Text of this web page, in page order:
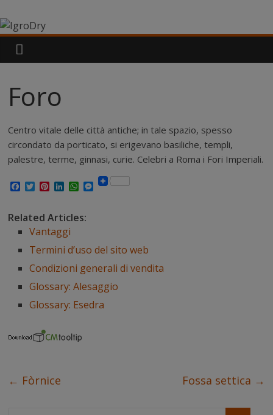
al
contenuto
IgroDry
miglior
per
muri
attualmente
in
commercio
Foro
Centro vitale delle città antiche; in tale spazio, spesso
circondato da porticato, si erigevano basiliche, templi,
palestre, terme, ginnasi, curie. Celebri a Roma i Fori Imperiali.
F
e
b
o
k
T
t
t
e
r
P
t
e
r
e
s
t
L
k
e
d
I
n
W
t
s
p
p
M
g
e
r
Related Articles:
Vantaggi
Termini d’uso del sito web
Condizioni generali di vendita
Glossary: Alesaggio
Glossary: Esedra
← Fòrnice Fossa settica →